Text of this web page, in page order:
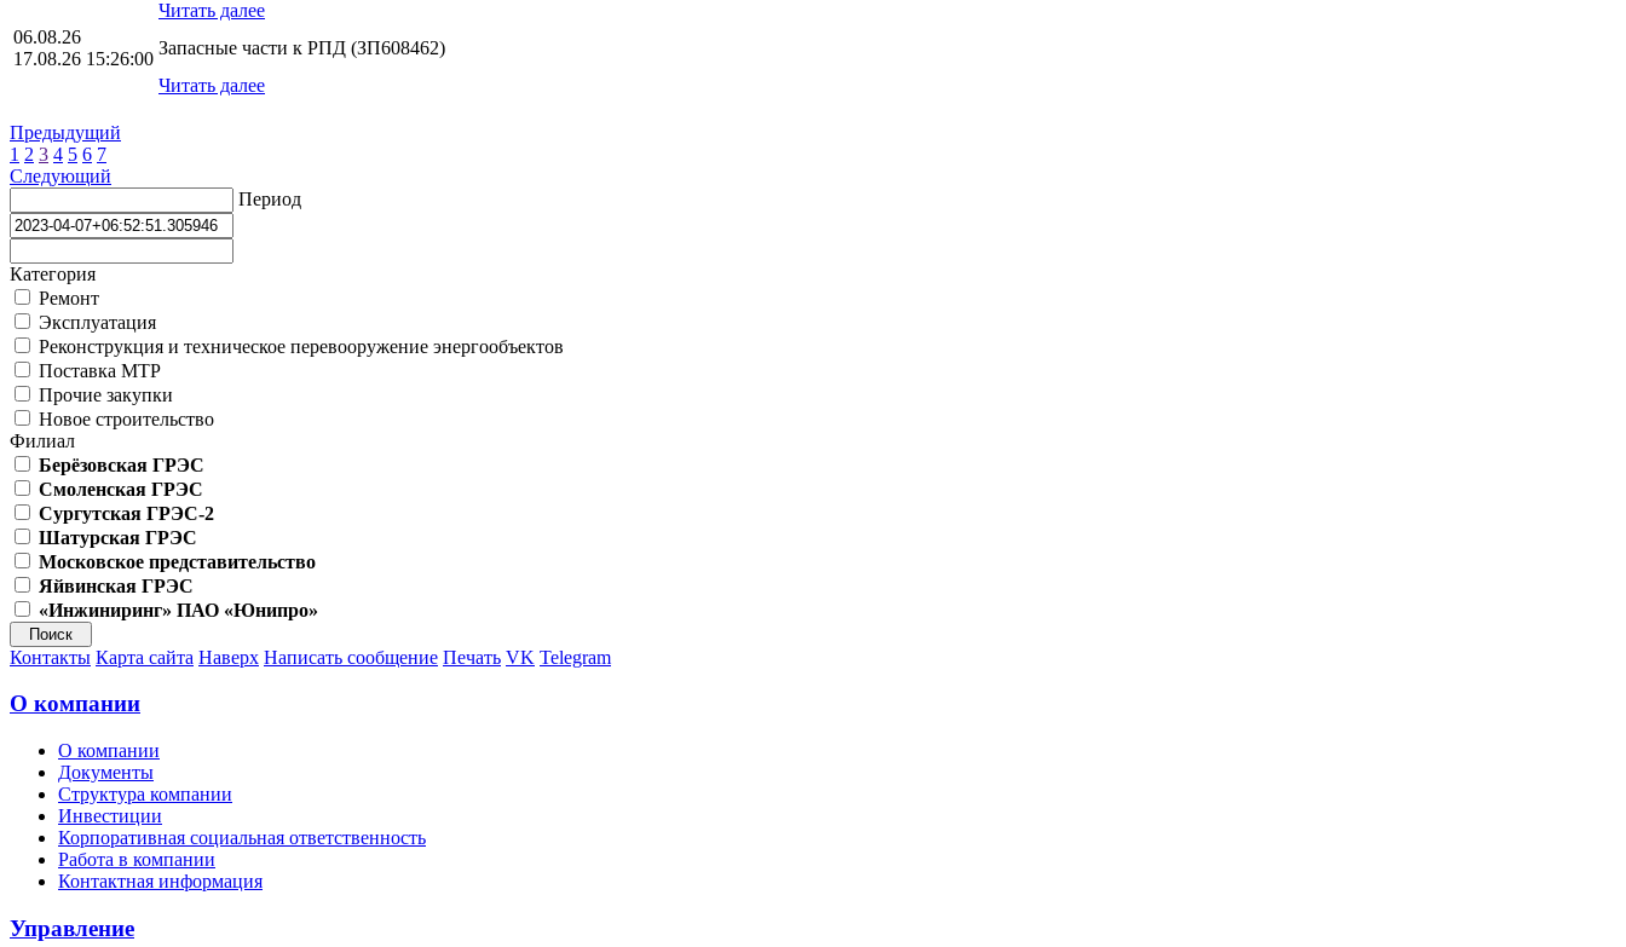
Читать далее
06.08.26
17.08.26 15:26:00
Запасные части к РПД (ЗП608462)
Читать далее
Предыдущий
1 2 3 4 5 6 7
Следующий
Период
Категория
Ремонт
Эксплуатация
Реконструкция и техническое перевооружение энергообъектов
Поставка МТР
Прочие закупки
Новое строительство
Филиал
Берёзовская ГРЭС
Смоленская ГРЭС
Сургутская ГРЭС-2
Шатурская ГРЭС
Московское представительство
Яйвинская ГРЭС
«Инжиниринг» ПАО «Юнипро»
Контакты Карта сайта Наверх Написать сообщение Печать VK Telegram
О компании
О компании
Документы
Структура компании
Инвестиции
Корпоративная социальная ответственность
Работа в компании
Контактная информация
Управление